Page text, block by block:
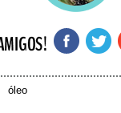
óleo